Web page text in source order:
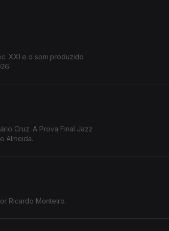
XXI e o som produzido
Cruz. A Prova Final Jazz
Almeida.
Ricardo Monteiro.